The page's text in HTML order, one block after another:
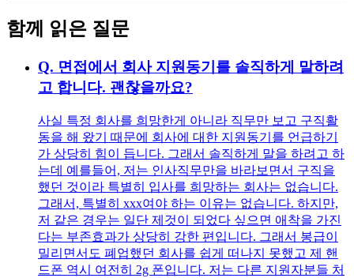
함께 읽은 질문
Q. 면접에서 회사 지원동기를 솔직하게 말하려
고 합니다. 괜찮을까요?
사실 특정 회사를 희망한게 아니라 직무만 보고 구직활
동을 해 왔기 때문에 회사에 대한 지원동기를 언급하기
가 상당히 힘이 듭니다. 그래서 솔직하게 말을 하려고 하
는데 예를들어, 저는 인사직무만을 바라보면서 구직을
했던 것이라 특별히 입사를 희망하는 회사는 없습니다.
그래서, 특별히 xxx여야 하는 이유는 없습니다. 하지만,
저 같은 경우는 일단 제것이 되었다 싶으면 애착을 가진
다는 부존효과가 상당히 강한 편입니다. 그래서 봉급이
밀리면서도 폐업했던 회사를 쉽게 떠나지 못했고 제 핸
드폰 역시 여전히 2g 폰입니다. 저는 다른 지원자분들 처